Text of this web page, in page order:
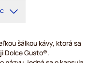
šálkou kávy, ktorá sa
Dolce Gusto®.